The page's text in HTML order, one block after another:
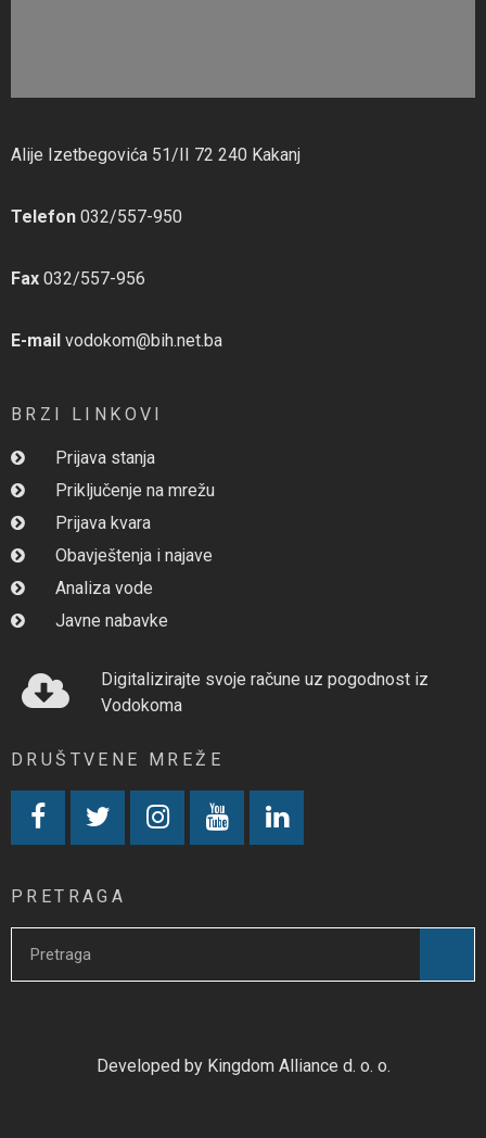
Alije Izetbegovića 51/II 72 240 Kakanj
Telefon 032/557-950
Fax 032/557-956
E-mail vodokom@bih.net.ba
BRZI LINKOVI
Prijava stanja
Priključenje na mrežu
Prijava kvara
Obavještenja i najave
Analiza vode
Javne nabavke
Digitalizirajte svoje račune uz pogodnost iz
Vodokoma
DRUŠTVENE MREŽE
PRETRAGA
Developed by Kingdom Alliance d. o. o.